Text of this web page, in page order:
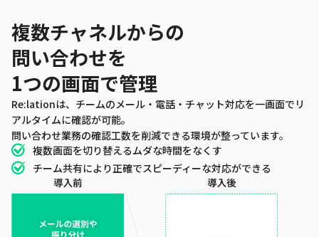
複数チャネルからの
問い合わせを
1つの画面で管理
Re:lationは、チームのメール・電話・チャット対応を一画面でリ
アルタイムに確認が可能。
問い合わせ業務の確認工数を削減できる環境が整っています。
複数画面を切り替えるムダな時間をなくす
チーム共有により正確でスピーディーな対応ができる